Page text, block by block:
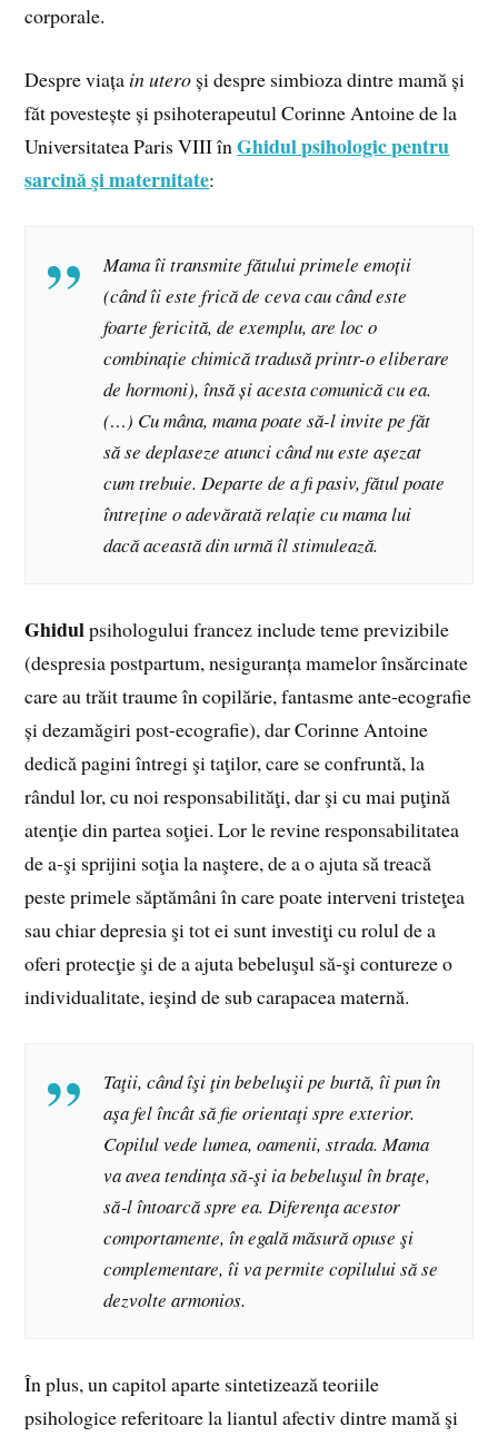
corporale.
Despre viața in utero și despre simbioza dintre mamă și
făt povestește și psihoterapeutul Corinne Antoine de la
Universitatea Paris VIII înGhidul psihologic pentru
sarcină şi maternitate:
Mama îi transmite fătului primele emoții
(când îi este frică de ceva cau când este
foarte fericită, de exemplu, are loc o
combinație chimică tradusă printr-o eliberare
de hormoni), însă și acesta comunică cu ea.
(…) Cu mâna, mama poate să-l invite pe făt
să se deplaseze atunci când nu este așezat
cum trebuie. Departe de a fi pasiv, fătul poate
întreține o adevărată relație cu mama lui
dacă această din urmă îl stimulează.
Ghidulpsihologului francez include teme previzibile
(despresia postpartum, nesiguranța mamelor însărcinate
care au trăit traume în copilărie, fantasme ante-ecografie
și dezamăgiri post-ecografie), dar Corinne Antoine
dedică pagini întregi şi taţilor, care se confruntă, la
rândul lor, cu noi responsabilităţi, dar şi cu mai puţină
atenţie din partea soţiei. Lor le revine responsabilitatea
de a‑şi sprijini soţia la naştere, de a o ajuta să treacă
peste primele săptămâni în care poate interveni tristeţea
sau chiar depresia şi tot ei sunt investiţi cu rolul de a
oferi protecţie şi de a ajuta bebeluşul să‑şi contureze o
individualitate, ieşind de sub carapacea maternă.
Taţii, când îşi ţin bebeluşii pe burtă, îi pun în
aşa fel încât să fie orientaţi spre exterior.
Copilul vede lumea, oamenii, strada. Mama
va avea tendinţa să‑şi ia bebeluşul în braţe,
să‑l întoarcă spre ea. Diferenţa acestor
comportamente, în egală măsură opuse şi
complementare, îi va permite copilului să se
dezvolte armonios.
În plus, un capitol aparte sintetizează teoriile
psihologice referitoare la liantul afectiv dintre mamă şi